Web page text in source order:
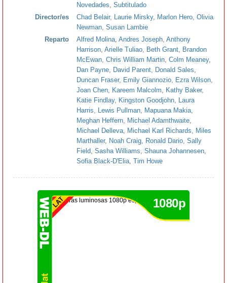
Novedades Subtitulado
Director/es
Chad Belair, Laurie Mirsky, Marlon Hero Olivia
Newman Susan Lambie
Reparto
Alfred Molina Andres Joseph Anthony
Harrison Arielle Tuliao Beth Grant
Brandon
McEwan Chris William Martin Colm Meaney,
Dan Payne
David Parent Donald Sales
Duncan Fraser, Emily Giannozio Ezra Wilson
Joan Chen
Kareem Malcolm Kathy Baker,
Katie Findlay, Kingston Goodjohn
Laura
Harris
Lewis Pullman Mapuana Makia
Meghan Heffern
Michael Adamthwaite
Michael Delleva
Michael Karl Richards
Miles
Marthaller, Noah Craig Ronald Dario Sally
Field Sasha Williams Shauna Johannesen
Sofia Black-D'Elia Tim Howe
1080p